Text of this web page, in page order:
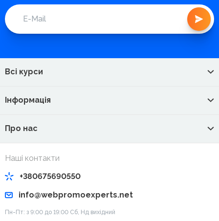
Всі курси
Інформація
Про нас
Наші контакти
+380675690550
info@webpromoexperts.net
Пн-Пт: з 9:00 до 19:00 Cб, Нд вихідний